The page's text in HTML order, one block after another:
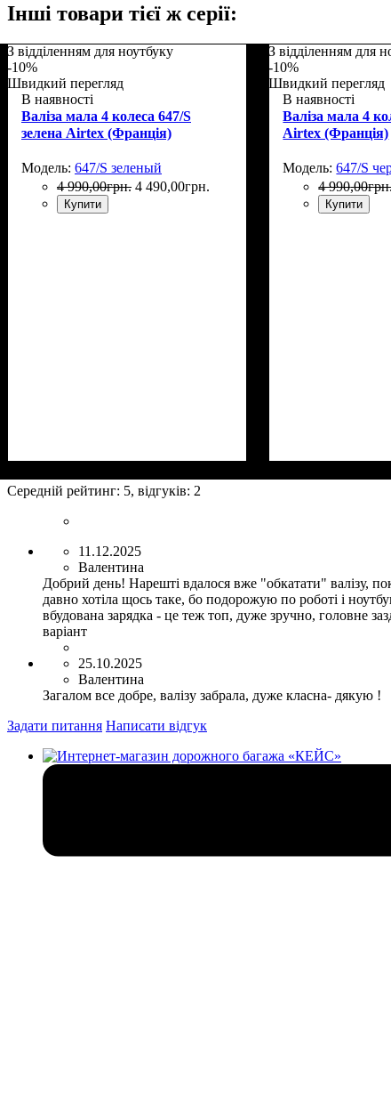
Інші товари тієї ж серії:
З відділенням для ноутбуку
-10%
Швидкий перегляд
В наявності
Валіза мала 4 колеса 647/S
зелена Airtex (Франція)
Модель: 647/S зеленый
4 990,00грн. 4 490,00грн.
Купити
З відділенням для
-10%
Швидкий перегляд
В наявності
Валіза мала 4
Airtex (Франція)
Модель:647/S
4 990,00
Купити
Середній рейтинг: 5, відгуків: 2
11.12.2025
Валентина
Добрий день! Нарешті вдалося вже "обкатати" валізу,
давно хотіла щось таке, бо подорожую по роботі і
вбудована зарядка - це теж топ, дуже зручно, головне
варіант
25.10.2025
Валентина
Загалом все добре, валізу забрала, дуже класна- дякую !
Задати питання Написати відгук